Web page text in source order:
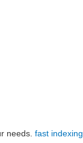
needs.fast indexing